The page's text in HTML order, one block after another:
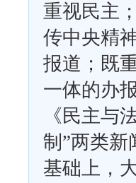
重视民主
传中央精
报道；既
一体的办
《民主与
制”两类新
基础上，